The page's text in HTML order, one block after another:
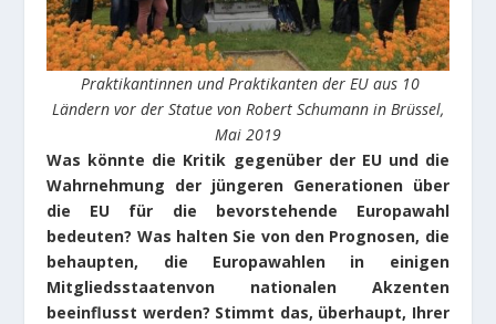
Praktikantinnen und Praktikanten der EU aus 10
Ländern vor der Statue von Robert Schumann in Brüssel,
Mai 2019
Was könnte die Kritik gegenüber der EU und die
Wahrnehmung der jüngeren Generationen über
die EU für die bevorstehende Europawahl
bedeuten? Was halten Sie von den Prognosen, die
behaupten, die Europawahlen in einigen
Mitgliedsstaatenvon nationalen Akzenten
beeinflusst werden? Stimmt das, überhaupt, Ihrer